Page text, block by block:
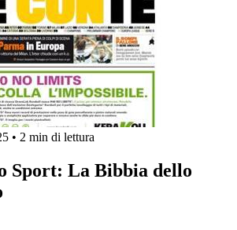
• 2 min di lettura
Sport: La Bibbia dello